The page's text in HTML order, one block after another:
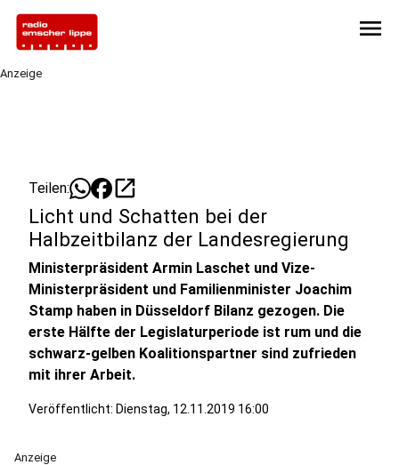
menu
Anzeige
Teilen: open_in_new
Licht und Schatten bei der
Halbzeitbilanz der Landesregierung
Ministerpräsident Armin Laschet und Vize-
Ministerpräsident und Familienminister Joachim
Stamp haben in Düsseldorf Bilanz gezogen. Die
erste Hälfte der Legislaturperiode ist rum und die
schwarz-gelben Koalitionspartner sind zufrieden
mit ihrer Arbeit.
Veröffentlicht: Dienstag, 12.11.2019 16:00
Anzeige